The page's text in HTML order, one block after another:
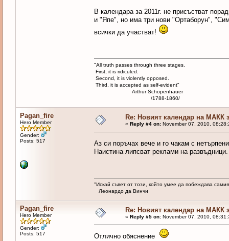
В календара за 2011г. не присъстват
и "Япе", но има три нови "Ортаборун",
всички да участват!
"All truth passes through three stages.
First, it is ridiculed.
Second, it is violently opposed.
Third, it is accepted as self-evident"
Arthur Schopenhauer
/1788-1860/
Pagan_fire
Hero Member
Gender:
Posts: 517
Re: Новият календар на МАКК
« Reply #4 on:November 07, 2010,
Аз си поръчах вече и го чакам с
Наистина липсват реклами на развъдници.
"Искай съвет от този, който умее да побеждава
Леонардо да Винчи
Pagan_fire
Hero Member
Gender:
Posts: 517
Re: Новият календар на МАКК
« Reply #5 on:November 07, 2010,
Отлично обяснение